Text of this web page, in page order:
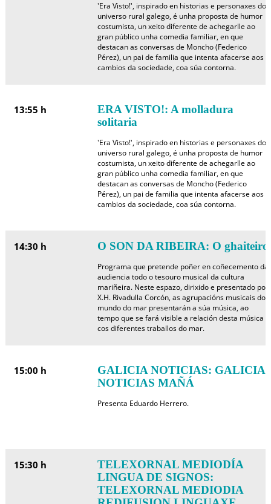
'Era Visto!', inspirado en historias e personaxes do
universo rural galego, é unha proposta de humor
costumista, un xeito diferente de achegarlle ao
gran público unha comedia familiar, en que
destacan as conversas de Moncho (Federico
Pérez), un pai de familia que intenta afacerse aos
cambios da sociedade, coa súa contorna.
13:55 h
ERA VISTO!: A molladura
solitaria
'Era Visto!', inspirado en historias e personaxes do
universo rural galego, é unha proposta de humor
costumista, un xeito diferente de achegarlle ao
gran público unha comedia familiar, en que
destacan as conversas de Moncho (Federico
Pérez), un pai de familia que intenta afacerse aos
cambios da sociedade, coa súa contorna.
14:30 h O SON DA RIBEIRA: O ghaiteiro
Programa que pretende poñer en coñecemento da
audiencia todo o tesouro musical da cultura
mariñeira. Neste espazo, dirixido e presentado por
X.H. Rivadulla Corcón, as agrupacións musicais do
mundo do mar presentarán a súa música, ao
tempo que se fará visible a relación desta música
cos diferentes traballos do mar.
15:00 h
GALICIA NOTICIAS: GALICIA
NOTICIAS MAÑÁ
Presenta Eduardo Herrero.
15:30 h
TELEXORNAL MEDIODÍA
LINGUA DE SIGNOS:
TELEXORNAL MEDIODIA